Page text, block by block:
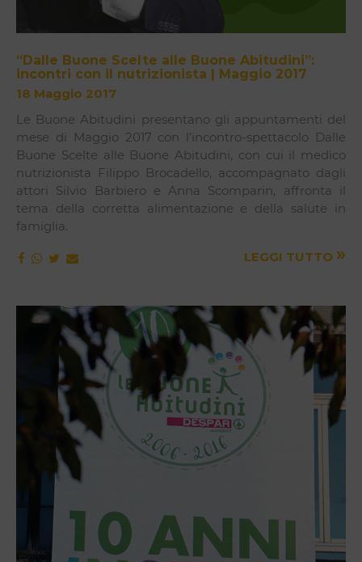
“Dalle Buone Scelte alle Buone Abitudini”:
incontri con il nutrizionista | Maggio 2017
18 Maggio 2017
Le Buone Abitudini presentano gli appuntamenti del
mese di Maggio 2017 con l’incontro-spettacolo Dalle
Buone Scelte alle Buone Abitudini, con cui il medico
nutrizionista Filippo Brocadello, accompagnato dagli
attori Silvio Barbiero e Anna Scomparin, affronta il
tema della corretta alimentazione e della salute in
famiglia.
LEGGI TUTTO »